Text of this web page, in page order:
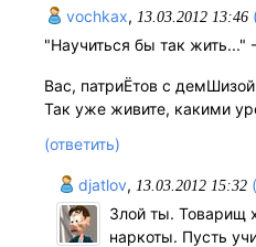
vochkax, 13.03.2012 13:46
"Научиться бы так жить..."
Вас, патриЁтов с
Так уже живите, какими
(ответить)
djatlov, 13.03.2012 15:32
Злой ты. Товарищ
наркоты. Пусть